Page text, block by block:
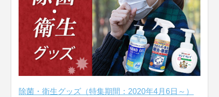
除菌・衛生グッズ（特集期間：2020年4月6日～）